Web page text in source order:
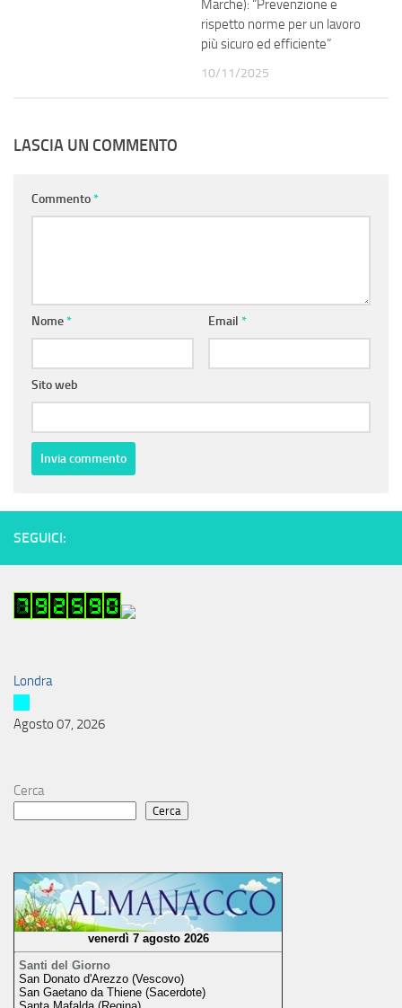
Marche): “Prevenzione e
rispetto norme per un lavoro
più sicuro ed efficiente”
10/11/2025
LASCIA UN COMMENTO
Commento*
Nome* Email *
Sito web
SEGUICI:
Londra
Agosto 07, 2026
Cerca
Cerca